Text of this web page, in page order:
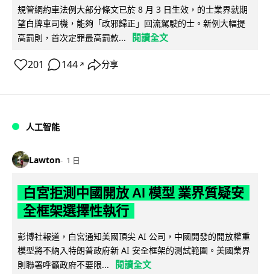
規管網約車法例大部分條文已於 8 月 3 日生效，的士業界就期
望白牌車司機，能夠「改邪歸正」回流駕駛的士。新例大幅提
高罰則，首次定罪最高罰款...
閱讀全文
201 144 ↗ 分享
人工智能
Lawton 1 日
白宮拒測中國開放 AI 模型 業界質疑安
全框架選擇性執行
彭博社報道，白宮通知美國頂尖 AI 公司，中國開發的開放權重
模型將不納入特朗普政府新 AI 安全框架的測試範圍。美國業界
則聯署呼籲政府不要限...
閱讀全文